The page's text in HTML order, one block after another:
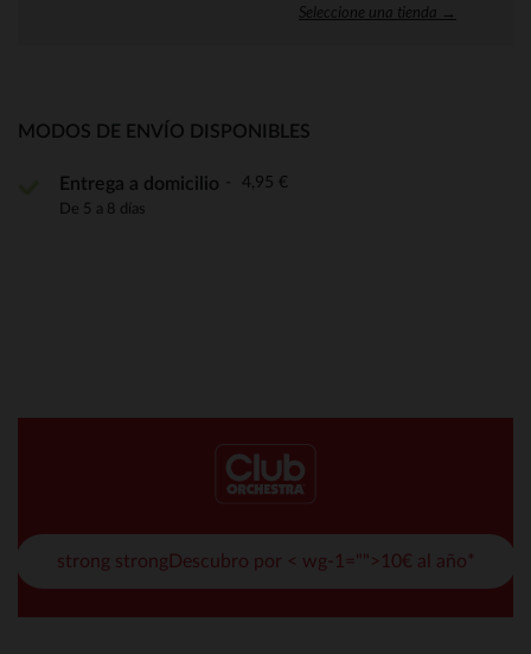
Seleccione una tienda →
MODOS DE ENVÍO DISPONIBLES
Entrega a domicilio 4,95 €
De 5 a 8 días
strong strongDescubro por < wg-1="">10€ al año*